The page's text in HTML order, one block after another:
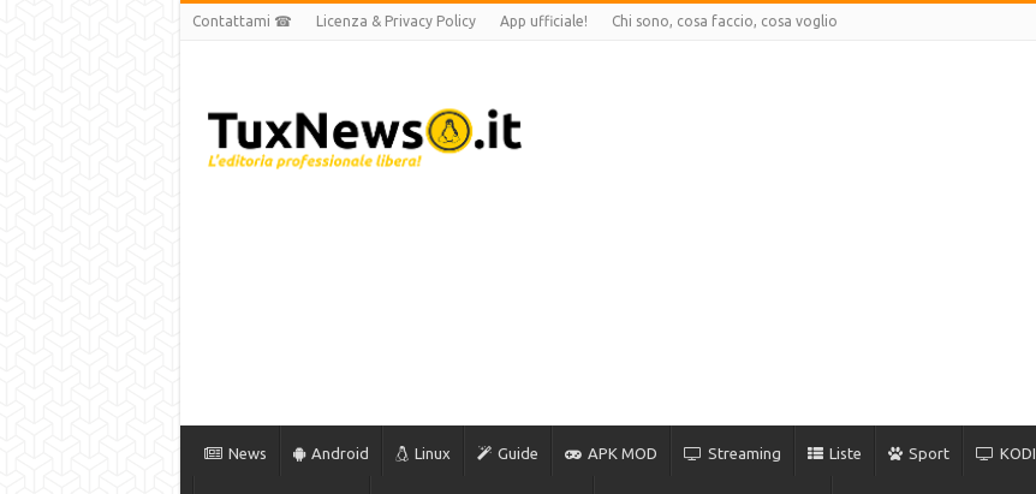
Contattami ☎ Licenza & Privacy Policy App ufficiale! Chi sono, cosa faccio, cosa voglio
News Android Linux Guide APK MOD Streaming Liste Sport KODI